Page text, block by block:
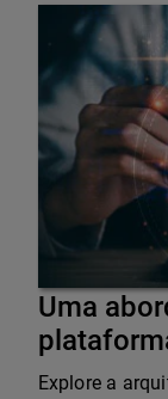
Uma
Explore a